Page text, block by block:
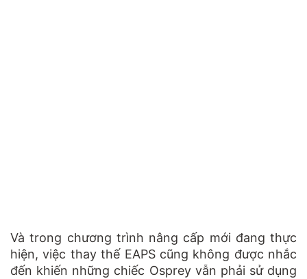
Và trong chương trình nâng cấp mới đang thực
hiện, việc thay thế EAPS cũng không được nhắc
đến khiến những chiếc Osprey vẫn phải sử dụng